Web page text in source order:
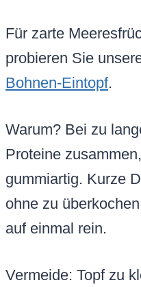
Für zarte
probieren Sie
Bohnen-Eintopf.
Warum? Bei zu
Proteine
gummiartig. Kurze
ohne zu
auf einmal rein.
Vermeide: Topf zu